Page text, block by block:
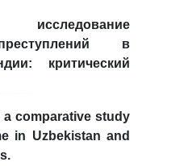
исследование
в
критический
comparative study
in Uzbekistan and